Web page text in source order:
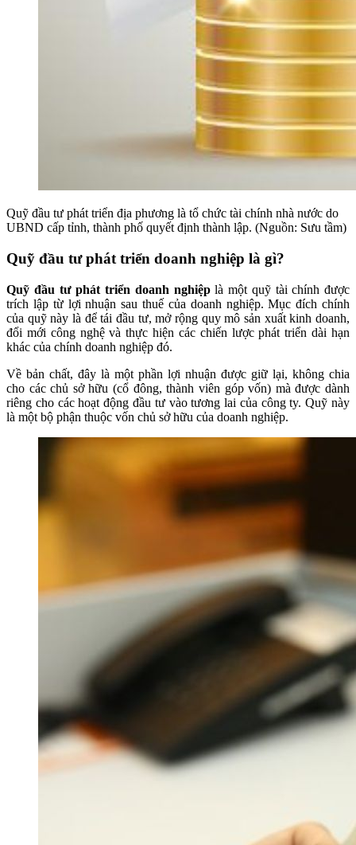
Quỹ đầu tư phát triển địa phương là tổ chức tài chính nhà nước do
UBND cấp tỉnh, thành phố quyết định thành lập. (Nguồn: Sưu tầm)
Quỹ đầu tư phát triển doanh nghiệp là gì?
Quỹ đầu tư phát triển doanh nghiệplà một quỹ tài chính được
trích lập từ lợi nhuận sau thuế của doanh nghiệp. Mục đích chính
của quỹ này là để tái đầu tư, mở rộng quy mô sản xuất kinh doanh,
đổi mới công nghệ và thực hiện các chiến lược phát triển dài hạn
khác của chính doanh nghiệp đó.
Về bản chất, đây là một phần lợi nhuận được giữ lại, không chia
cho các chủ sở hữu (cổ đông, thành viên góp vốn) mà được dành
riêng cho các hoạt động đầu tư vào tương lai của công ty. Quỹ này
là một bộ phận thuộc vốn chủ sở hữu của doanh nghiệp.